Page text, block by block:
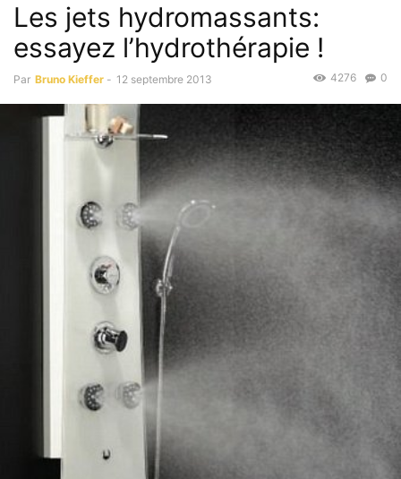
Les jets hydromassants:
essayez l’hydrothérapie !
Par Bruno Kieffer - 12 septembre 2013 0
4276